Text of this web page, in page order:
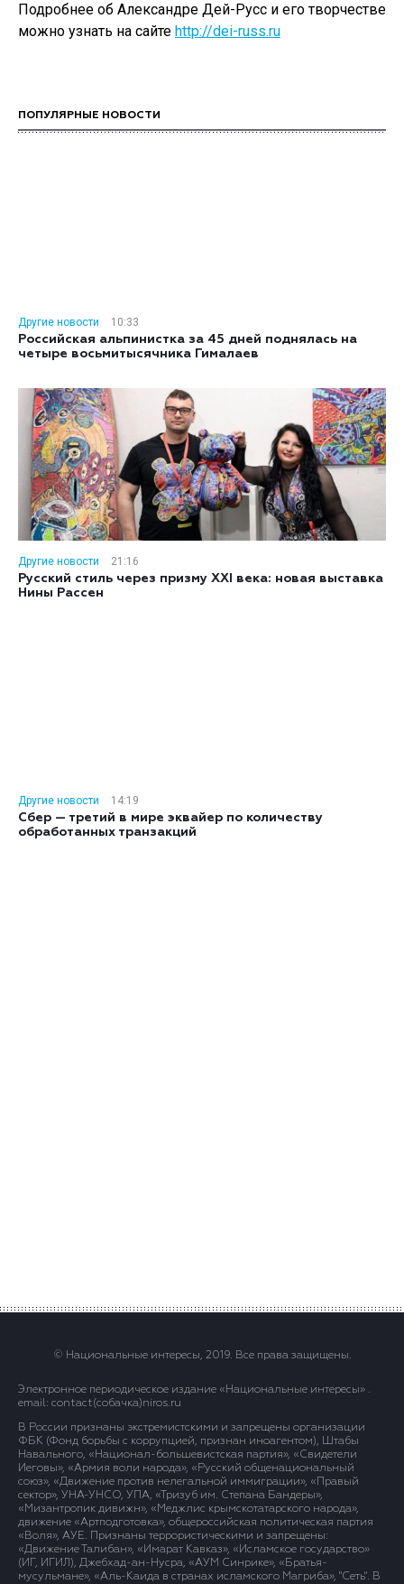
Подробнее об Александре Дей-Русс и его творчестве
можно узнать на сайте http://dei-russ.ru
ПОПУЛЯРНЫЕ НОВОСТИ
Другие новости
10:33
Российская альпинистка за 45 дней поднялась на
четыре восьмитысячника Гималаев
Другие новости
21:16
Русский стиль через призму XXI века: новая выставка
Нины Рассен
Другие новости
14:19
Сбер — третий в мире эквайер по количеству
обработанных транзакций
© Национальные интересы, 2019. Все права защищены.
Электронное периодическое издание «Национальные интересы» .
email: contact(сoбaчка)niros.ru
В России признаны экстремистскими и запрещены организации
ФБК (Фонд борьбы с коррупцией, признан иноагентом), Штабы
Навального, «Национал-большевистская партия», «Свидетели
Иеговы», «Армия воли народа», «Русский общенациональный
союз», «Движение против нелегальной иммиграции», «Правый
сектор», УНА-УНСО, УПА, «Тризуб им. Степана Бандеры»,
«Мизантропик дивижн», «Меджлис крымскотатарского народа»,
движение «Артподготовка», общероссийская политическая партия
«Воля», АУЕ. Признаны террористическими и запрещены:
«Движение Талибан», «Имарат Кавказ», «Исламское государство»
(ИГ, ИГИЛ), Джебхад-ан-Нусра, «АУМ Синрике», «Братья-
мусульмане», «Аль-Каида в странах исламского Магриба», "Сеть". В